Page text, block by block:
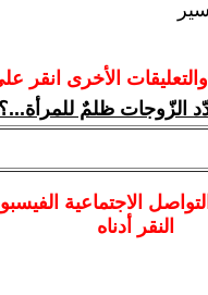
الأخرى انقر
الزّوجات ظلمٌ
الاجتماعية
النقر أدناه